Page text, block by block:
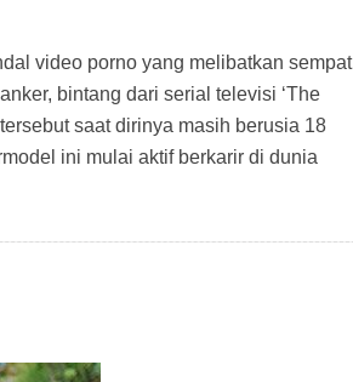
video porno yang melibatkan sempat
bintang dari serial televisi ‘The
saat dirinya masih berusia 18
ini mulai aktif berkarir di dunia